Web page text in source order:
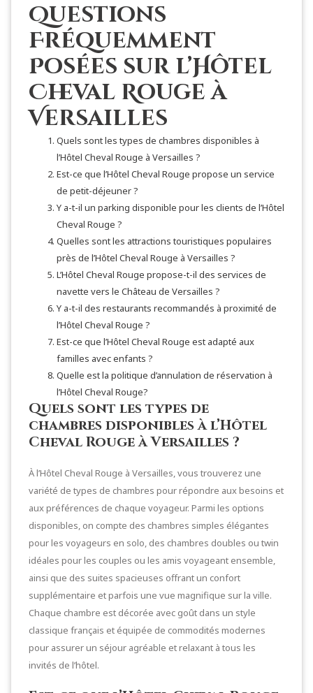
Questions
Fréquemment
Posées sur l’Hôtel
Cheval Rouge à
Versailles
Quels sont les types de chambres disponibles à
l’Hôtel Cheval Rouge à Versailles ?
Est-ce que l’Hôtel Cheval Rouge propose un service
de petit-déjeuner ?
Y a-t-il un parking disponible pour les clients de l’Hôtel
Cheval Rouge ?
Quelles sont les attractions touristiques populaires
près de l’Hôtel Cheval Rouge à Versailles ?
L’Hôtel Cheval Rouge propose-t-il des services de
navette vers le Château de Versailles ?
Y a-t-il des restaurants recommandés à proximité de
l’Hôtel Cheval Rouge ?
Est-ce que l’Hôtel Cheval Rouge est adapté aux
familles avec enfants ?
Quelle est la politique d’annulation de réservation à
l’Hôtel Cheval Rouge?
Quels sont les types de
chambres disponibles à l’Hôtel
Cheval Rouge à Versailles ?
À l’Hôtel Cheval Rouge à Versailles, vous trouverez une
variété de types de chambres pour répondre aux besoins et
aux préférences de chaque voyageur. Parmi les options
disponibles, on compte des chambres simples élégantes
pour les voyageurs en solo, des chambres doubles ou twin
idéales pour les couples ou les amis voyageant ensemble,
ainsi que des suites spacieuses offrant un confort
supplémentaire et parfois une vue magnifique sur la ville.
Chaque chambre est décorée avec goût dans un style
classique français et équipée de commodités modernes
pour assurer un séjour agréable et relaxant à tous les
invités de l’hôtel.